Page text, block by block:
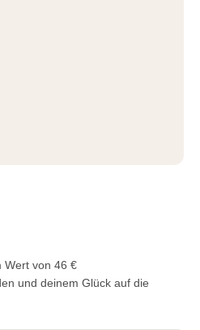
Wert von 46 €
und deinem Glück auf die